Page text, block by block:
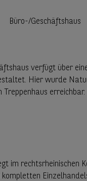
Büro-/Geschäftshaus
verfügt über
Hier wurde
im rechtsrheinischen
kompletten